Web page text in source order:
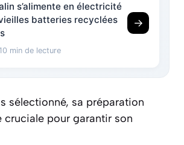
s’alimente en électricité
batteries recyclées
min de lecture
→
sélectionné, sa préparation
cruciale pour garantir son